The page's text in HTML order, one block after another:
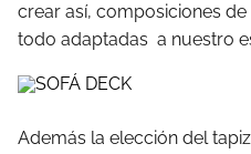
crear así, composiciones
todo adaptadas a nuestro
Además la elección del